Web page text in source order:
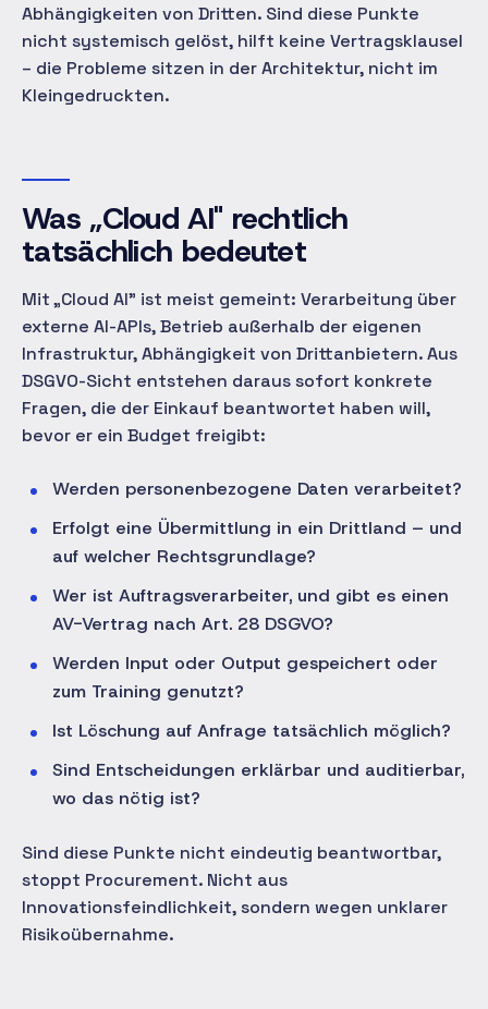
Abhängigkeiten von Dritten. Sind diese Punkte
nicht systemisch gelöst, hilft keine Vertragsklausel
– die Probleme sitzen in der Architektur, nicht im
Kleingedruckten.
Was „Cloud AI" rechtlich
tatsächlich bedeutet
Mit „Cloud AI" ist meist gemeint: Verarbeitung über
externe AI-APIs, Betrieb außerhalb der eigenen
Infrastruktur, Abhängigkeit von Drittanbietern. Aus
DSGVO-Sicht entstehen daraus sofort konkrete
Fragen, die der Einkauf beantwortet haben will,
bevor er ein Budget freigibt:
Werden personenbezogene Daten verarbeitet?
Erfolgt eine Übermittlung in ein Drittland – und
auf welcher Rechtsgrundlage?
Wer ist Auftragsverarbeiter, und gibt es einen
AV-Vertrag nach Art. 28 DSGVO?
Werden Input oder Output gespeichert oder
zum Training genutzt?
Ist Löschung auf Anfrage tatsächlich möglich?
Sind Entscheidungen erklärbar und auditierbar,
wo das nötig ist?
Sind diese Punkte nicht eindeutig beantwortbar,
stoppt Procurement. Nicht aus
Innovationsfeindlichkeit, sondern wegen unklarer
Risikoübernahme.